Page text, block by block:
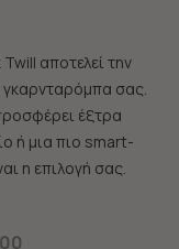
αποτελεί την
γκαρνταρόμπα σας.
έξτρα
ή μια πιο smart-
η επιλογή σας.